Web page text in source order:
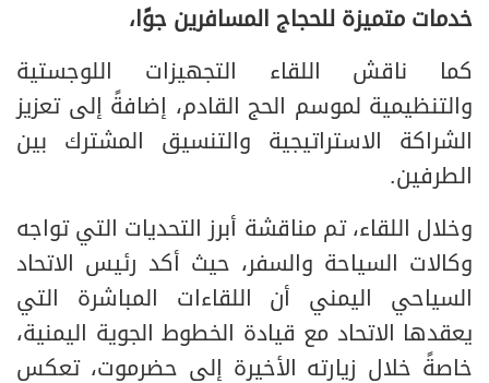
خدمات متميزة للحجاج المسافرين جوًا،
كما ناقش اللقاء التجهيزات اللوجستية
والتنظيمية لموسم الحج القادم، إضافةً إلى تعزيز
الشراكة الاستراتيجية والتنسيق المشترك بين
الطرفين.
وخلال اللقاء، تم مناقشة أبرز التحديات التي تواجه
وكالات السياحة والسفر، حيث أكد رئيس الاتحاد
السياحي اليمني أن اللقاءات المباشرة التي
يعقدها الاتحاد مع قيادة الخطوط الجوية اليمنية،
خاصةً خلال زيارته الأخيرة إلى حضرموت، تعكس